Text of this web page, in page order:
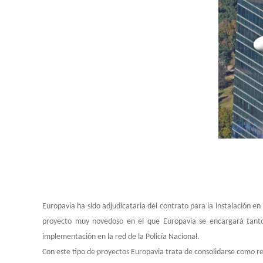
Europavia ha sido adjudicataria del contrato para la instalación
proyecto muy novedoso en el que Europavia se encargará
implementación en la red de la Policía Nacional.
Con este tipo de proyectos Europavia trata de consolidarse como